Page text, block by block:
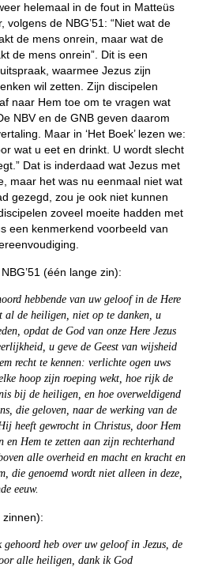
helemaal in de fout in Matteüs
volgens de NBG’51: “Niet wat de
de mens onrein, maar wat de
de mens onrein”. Dit is een
waarmee Jezus zijn
wil zetten. Zijn discipelen
naar Hem toe om te vragen wat
NBV en de GNB geven daarom
Maar in ‘Het Boek’ lezen we:
wat u eet en drinkt. U wordt slecht
Dat is inderdaad wat Jezus met
maar het was nu eenmaal niet wat
gezegd, zou je ook niet kunnen
zoveel moeite hadden met
een kenmerkend voorbeeld van
(één lange zin):
hebbende van uw geloof in de Here
al de heiligen, niet op te danken, u
opdat de God van onze Here Jezus
u geve de Geest van wijsheid
recht te kennen: verlichte ogen uws
hoop zijn roeping wekt, hoe rijk de
bij de heiligen, en hoe overweldigend
die geloven, naar de werking van de
heeft gewrocht in Christus, door Hem
en Hem te zetten aan zijn rechterhand
alle overheid en macht en kracht en
die genoemd wordt niet alleen in deze,
eeuw.
zinnen):
heb over uw geloof in Jezus, de
alle heiligen, dank ik God